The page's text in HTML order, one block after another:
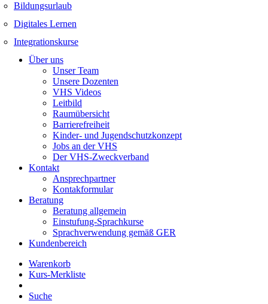
Bildungsurlaub
Digitales Lernen
Integrationskurse
Über uns
Unser Team
Unsere Dozenten
VHS Videos
Leitbild
Raumübersicht
Barrierefreiheit
Kinder- und Jugendschutzkonzept
Jobs an der VHS
Der VHS-Zweckverband
Kontakt
Ansprechpartner
Kontakformular
Beratung
Beratung allgemein
Einstufung-Sprachkurse
Sprachverwendung gemäß GER
Kundenbereich
Warenkorb
Kurs-Merkliste
Suche